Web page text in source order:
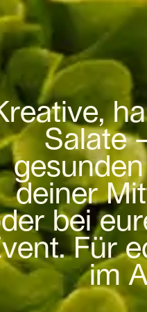
Salate
deiner
bei
Für
im